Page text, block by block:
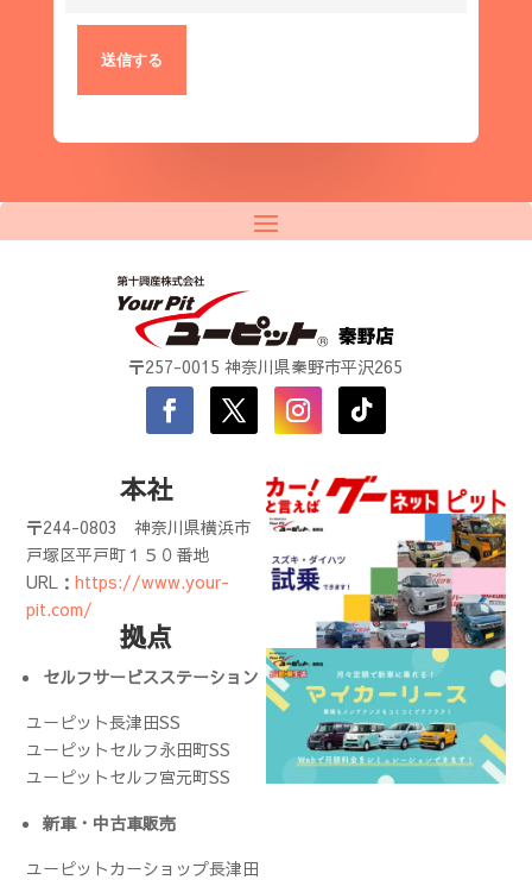
〒257-0015 神奈川県秦野市平沢265
本社
〒244-0803神奈川県横浜市
戸塚区平戸町１５０番地
URL：https://www.your-
pit.com/
拠点
セルフサービスステーション
ユーピット長津田SS
ユーピットセルフ永田町SS
ユーピットセルフ宮元町SS
新車・中古車販売
ユーピットカーショップ長津田